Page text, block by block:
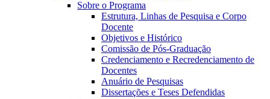
Sobre o Programa
Estrutura, Linhas de Pesquisa e Corpo
Docente
Objetivos e Histórico
Comissão de Pós-Graduação
Credenciamento e Recredenciamento de
Docentes
Anuário de Pesquisas
Dissertações e Teses Defendidas